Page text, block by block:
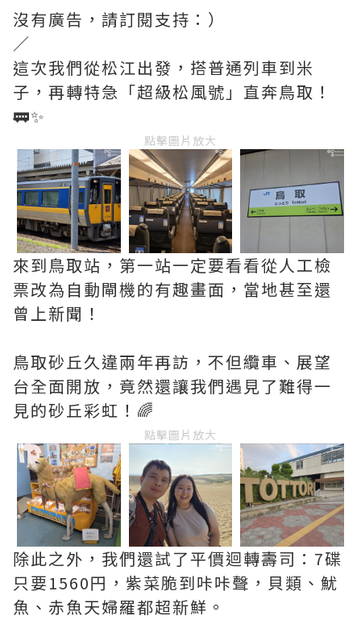
沒有廣告，請訂閱支持：）
／
這次我們從松江出發，搭普通列車到米
子，再轉特急「超級松風號」直奔鳥取！
🚃✨
點擊圖片放大
來到鳥取站，第一站一定要看看從人工檢
票改為自動閘機的有趣畫面，當地甚至還
曾上新聞！
鳥取砂丘久違兩年再訪，不但纜車、展望
台全面開放，竟然還讓我們遇見了難得一
見的砂丘彩虹！🌈
點擊圖片放大
除此之外，我們還試了平價迴轉壽司：7碟
只要1560円，紫菜脆到咔咔聲，貝類、魷
魚、赤魚天婦羅都超新鮮。